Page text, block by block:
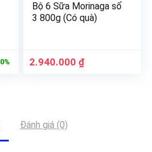
Bộ 6 Sữa Morinaga số
3 800g (Có quà)
2.940.000 ₫
Đánh giá (0)